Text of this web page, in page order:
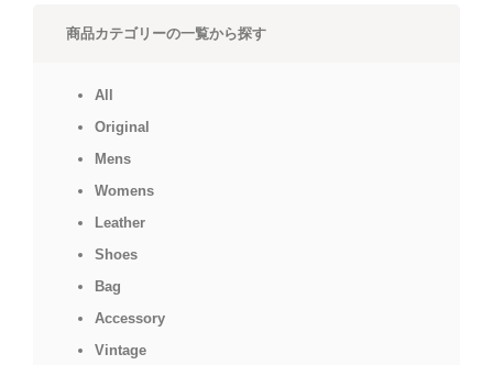
商品カテゴリーの一覧から探す
All
Original
Mens
Womens
Leather
Shoes
Bag
Accessory
Vintage